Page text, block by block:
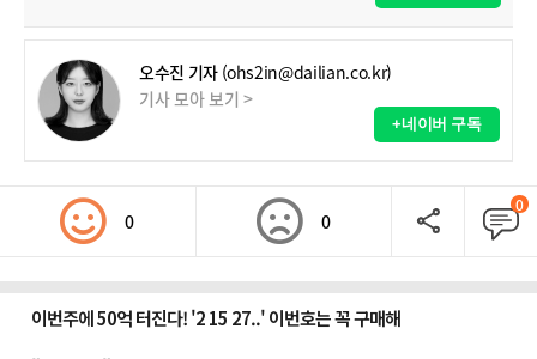
오수진 기자 (ohs2in@dailian.co.kr)
기사 모아 보기 >
+네이버 구독
0 0
0